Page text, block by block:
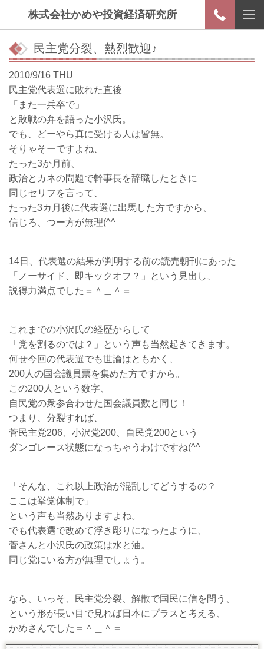
株式会社かめや投資経済研究所
民主党分裂、熱烈歓迎♪
2010/9/16 THU
民主党代表選に敗れた直後
「また一兵卒で」
と敗戦の弁を語った小沢氏。
でも、どーやら真に受ける人は皆無。
そりゃそーですよね、
たった3か月前、
政治とカネの問題で幹事長を辞職したときに
同じセリフを言って、
たった3カ月後に代表選に出馬した方ですから、
信じろ、つー方が無理(^^ゞ
14日、代表選の結果が判明する前の読売朝刊にあった
「ノーサイド、即キックオフ？」という見出し、
説得力満点でした＝＾＿＾＝
これまでの小沢氏の経歴からして
「党を割るのでは？」という声も当然起きてきます。
何せ今回の代表選でも世論はともかく、
200人の国会議員票を集めた方ですから。
この200人という数字、
自民党の衆参合わせた国会議員数と同じ！
つまり、分裂すれば、
菅民主党206、小沢党200、自民党200という
ダンゴレース状態になっちゃうわけですね(^^ゞ
「そんな、これ以上政治が混乱してどうするの？
ここは挙党体制で」
という声も当然ありますよね。
でも代表選で改めて浮き彫りになったように、
菅さんと小沢氏の政策は水と油。
同じ党にいる方が無理でしょう。
なら、いっそ、民主党分裂、解散で国民に信を問う、
という形が長い目で見れば日本にプラスと考える、
かめさんでした＝＾＿＾＝